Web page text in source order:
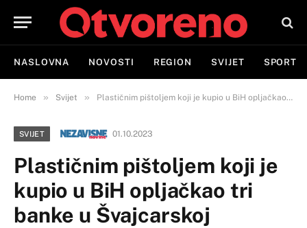
NASLOVNA NOVOSTI REGION SVIJET SPORT
Home » Svijet » Plastičnim pištoljem koji je kupio u BiH opljačkao tri banke u Švajcarskoj
SVIJET 01.10.2023
Plastičnim pištoljem koji je
kupio u BiH opljačkao tri
banke u Švajcarskoj